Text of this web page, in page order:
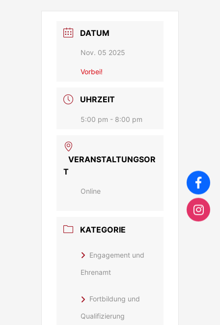
DATUM
Nov. 05 2025
Vorbei!
UHRZEIT
5:00 pm - 8:00 pm
VERANSTALTUNGSOR
T
Online
KATEGORIE
Engagement und
Ehrenamt
Fortbildung und
Qualifizierung